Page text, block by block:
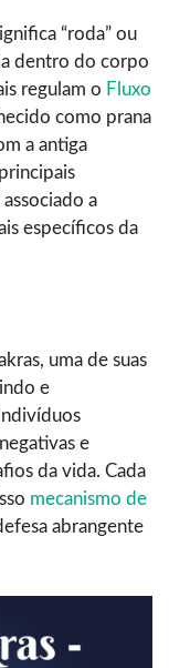
“roda” ou
dentro do corpo
regulam o Fluxo
como prana
a antiga
a
específicos da
uma de suas
e
e
da vida. Cada
mecanismo de
abrangente